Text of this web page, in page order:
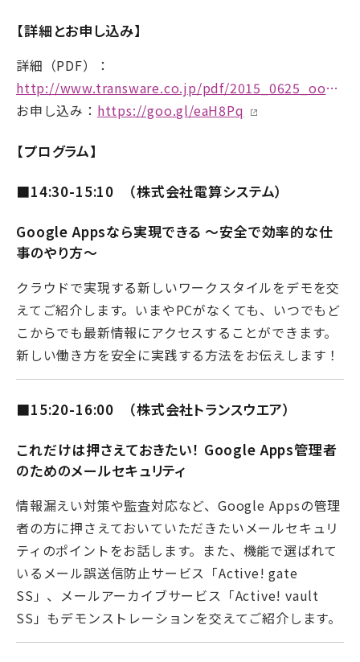
【詳細とお申し込み】
詳細（PDF）：
http://www.transware.co.jp/pdf/2015_0625_oosaka.pdf
お申し込み： https://goo.gl/eaH8Pq
【プログラム】
■14:30-15:10 （株式会社電算システム）
Google Appsなら実現できる ～安全で効率的な仕
事のやり方～
クラウドで実現する新しいワークスタイルをデモを交
えてご紹介します。いまやPCがなくても、いつでもど
こからでも最新情報にアクセスすることができます。
新しい働き方を安全に実践する方法をお伝えします！
■15:20-16:00 （株式会社トランスウエア）
これだけは押さえておきたい！ Google Apps管理者
のためのメールセキュリティ
情報漏えい対策や監査対応など、Google Appsの管理
者の方に押さえておいていただきたいメールセキュリ
ティのポイントをお話します。また、機能で選ばれて
いるメール誤送信防止サービス「Active! gate
SS」、メールアーカイブサービス「Active! vault
SS」もデモンストレーションを交えてご紹介します。